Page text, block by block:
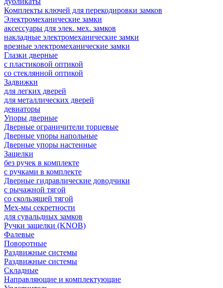
Комплекты ключей для перекодировки замков
Электромеханические замки
аксессуары для элек. мех. замков
накладные электромеханические замки
врезные электромеханические замки
Глазки дверные
с пластиковой оптикой
со стеклянной оптикой
Задвижки
для легких дверей
для металлических дверей
девиаторы
Упоры дверные
Дверные ограничители торцевые
Дверные упоры напольные
Дверные упоры настенные
Защелки
без ручек в комплекте
с ручками в комплекте
Дверные гидравлические доводчики
с рычажной тягой
со скользящей тягой
Мех-мы секретности
для сувальдных замков
Ручки защелки (KNOB)
Фалевые
Поворотные
Раздвижные системы
Раздвижные системы
Складные
Направляющие и комплектующие